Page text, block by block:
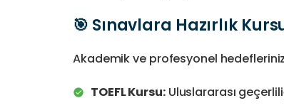
🎯 Sınavlara Hazırlık
Akademik ve profesyonel
TOEFL Kursu:Uluslararası